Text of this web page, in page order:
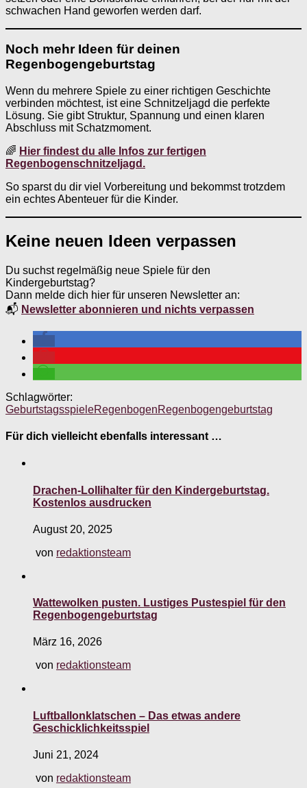
schwachen Hand geworfen werden darf.
Noch mehr Ideen für deinen
Regenbogengeburtstag
Wenn du mehrere Spiele zu einer richtigen Geschichte
verbinden möchtest, ist eine Schnitzeljagd die perfekte
Lösung. Sie gibt Struktur, Spannung und einen klaren
Abschluss mit Schatzmoment.
🌈 Hier findest du alle Infos zur fertigen
Regenbogenschnitzeljagd.
So sparst du dir viel Vorbereitung und bekommst trotzdem
ein echtes Abenteuer für die Kinder.
Keine neuen Ideen verpassen
Du suchst regelmäßig neue Spiele für den
Kindergeburtstag?
Dann melde dich hier für unseren Newsletter an:
📬 Newsletter abonnieren und nichts verpassen
Schlagwörter:
GeburtstagsspieleRegenbogenRegenbogengeburtstag
Für dich vielleicht ebenfalls interessant …
Drachen-Lollihalter für den Kindergeburtstag.
Kostenlos ausdrucken
August 20, 2025
von redaktionsteam
Wattewolken pusten. Lustiges Pustespiel für den
Regenbogengeburtstag
März 16, 2026
von redaktionsteam
Luftballonklatschen – Das etwas andere
Geschicklichkeitsspiel
Juni 21, 2024
von redaktionsteam